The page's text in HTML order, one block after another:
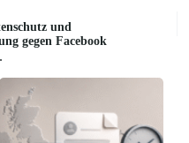
und
gegen Facebook